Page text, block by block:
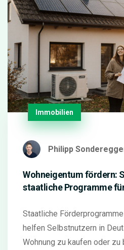
Immobilien
Philipp
Wohneigentum fördern:
staatliche Programme
Staatliche
helfen Selbstnutzern in
Wohnung zu kaufen oder zu